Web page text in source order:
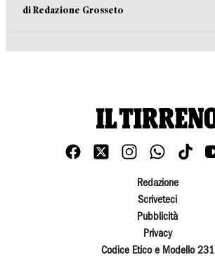
di Redazione Grosseto
Redazione
Scriveteci
Pubblicità
Privacy
Codice Etico e Modello 231